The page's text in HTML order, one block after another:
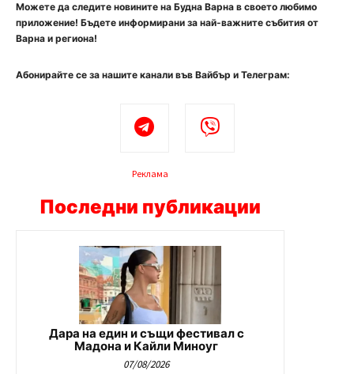
Можете да следите новините на Будна Варна в своето любимо
приложение! Бъдете информирани за най-важните събития от
Варна и региона!
Абонирайте се за нашите канали във Вайбър и Телеграм:
Реклама
Последни публикации
Дара на един и същи фестивал с
Мадона и Кайли Миноуг
07/08/2026